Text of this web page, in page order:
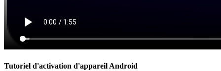
Tutoriel d'activation d'appareil Android